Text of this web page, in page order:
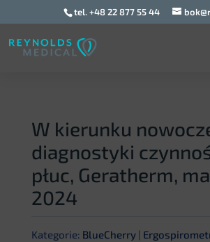
tel. +48 22 877 55 44
W kierunku
diagnostyki
płuc, Geratherm,
2024
Kategorie: BlueCherry|